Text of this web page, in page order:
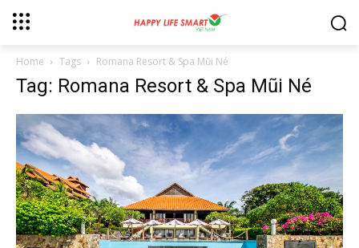
Home Tags Romana Resort & Spa Mũi Né
Tag: Romana Resort & Spa Mũi Né